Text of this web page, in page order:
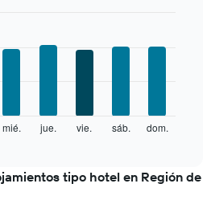
mié. jue. vie. sáb. dom.
tipo hotel en Región de